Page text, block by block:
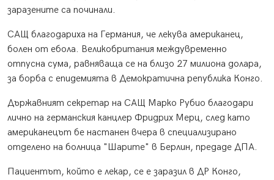
заразените са починали.
САЩ благодариха на Германия, че лекува американец,
болен от ебола. Великобритания междувременно
отпусна сума, равняваща се на близо 27 милиона долара,
за борба с епидемията в Демократична република Конго.
Държавният секретар на САЩ Марко Рубио благодари
лично на германския канцлер Фридрих Мерц, след като
американецът бе настанен вчера в специализирано
отделено на болница "Шарите" в Берлин, предаде ДПА.
Пациентът, който е лекар, се е заразил в ДР Конго,